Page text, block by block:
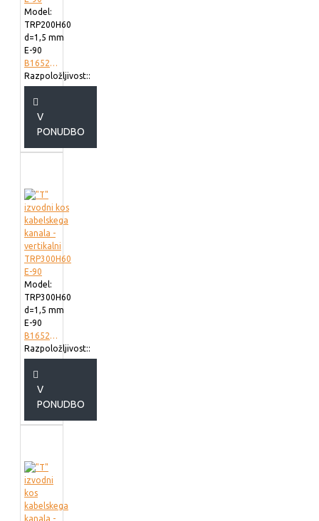
Model:
TRP200H60
d=1,5 mm
E-90
B165220
Razpoložljivost::
V
PONUDBO
Model:
TRP300H60
d=1,5 mm
E-90
B165230
Razpoložljivost::
V
PONUDBO